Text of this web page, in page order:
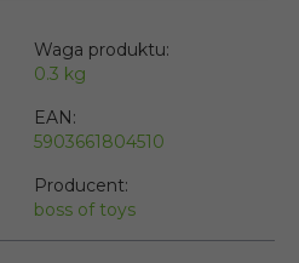
Waga produktu:
0.3 kg
EAN:
5903661804510
Producent:
boss of toys